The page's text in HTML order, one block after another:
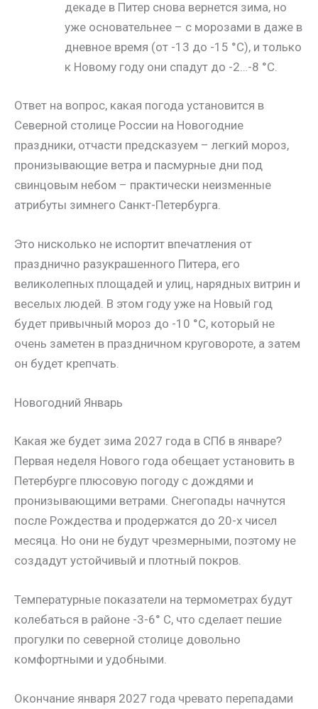
декаде в Питер снова вернется зима, но
уже основательнее – с морозами в даже в
дневное время (от -13 до -15 °С), и только
к Новому году они спадут до -2…-8 °С.
Ответ на вопрос, какая погода установится в
Северной столице России на Новогодние
праздники, отчасти предсказуем – легкий мороз,
пронизывающие ветра и пасмурные дни под
свинцовым небом – практически неизменные
атрибуты зимнего Санкт-Петербурга.
Это нисколько не испортит впечатления от
празднично разукрашенного Питера, его
великолепных площадей и улиц, нарядных витрин и
веселых людей. В этом году уже на Новый год
будет привычный мороз до -10 °С, который не
очень заметен в праздничном круговороте, а затем
он будет крепчать.
Новогодний Январь
Какая же будет зима 2027 года в СПб в январе?
Первая неделя Нового года обещает установить в
Петербурге плюсовую погоду с дождями и
пронизывающими ветрами. Снегопады начнутся
после Рождества и продержатся до 20-х чисел
месяца. Но они не будут чрезмерными, поэтому не
создадут устойчивый и плотный покров.
Температурные показатели на термометрах будут
колебаться в районе -3-6° С, что сделает пешие
прогулки по северной столице довольно
комфортными и удобными.
Окончание января 2027 года чревато перепадами